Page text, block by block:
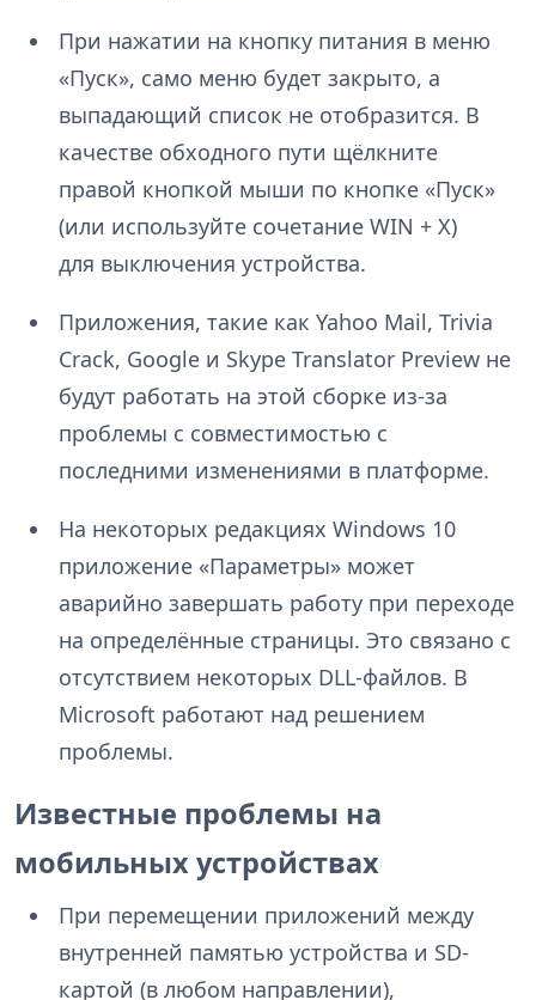
При нажатии на кнопку питания в меню
«Пуск», само меню будет закрыто, а
выпадающий список не отобразится. В
качестве обходного пути щёлкните
правой кнопкой мыши по кнопке «Пуск»
(или используйте сочетание WIN + X)
для выключения устройства.
Приложения, такие как Yahoo Mail, Trivia
Crack, Google и Skype Translator Preview не
будут работать на этой сборке из-за
проблемы с совместимостью с
последними изменениями в платформе.
На некоторых редакциях Windows 10
приложение «Параметры» может
аварийно завершать работу при переходе
на определённые страницы. Это связано с
отсутствием некоторых DLL-файлов. В
Microsoft работают над решением
проблемы.
Известные проблемы на
мобильных устройствах
При перемещении приложений между
внутренней памятью устройства и SD-
картой (в любом направлении),